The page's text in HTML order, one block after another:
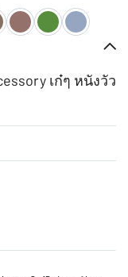
เก๋ๆ หนังวัว